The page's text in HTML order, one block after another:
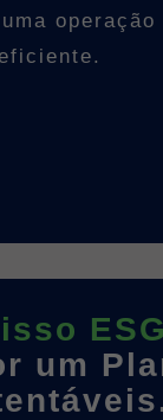
operação
um